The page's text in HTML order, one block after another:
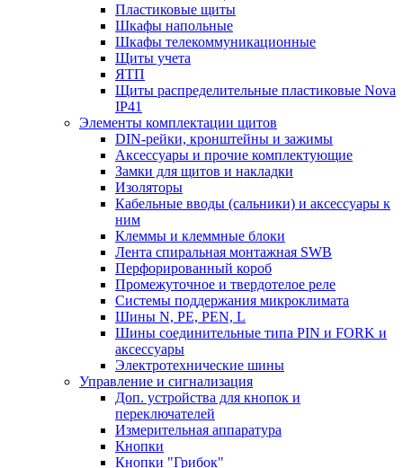
Пластиковые щиты
Шкафы напольные
Шкафы телекоммуникационные
Щиты учета
ЯТП
Щиты распределительные пластиковые Nova
IP41
Элементы комплектации щитов
DIN-рейки, кронштейны и зажимы
Аксессуары и прочие комплектующие
Замки для щитов и накладки
Изоляторы
Кабельные вводы (сальники) и аксессуары к
ним
Клеммы и клеммные блоки
Лента спиральная монтажная SWB
Перфорированный короб
Промежуточное и твердотелое реле
Системы поддержания микроклимата
Шины N, PE, PEN, L
Шины соединительные типа PIN и FORK и
аксессуары
Электротехнические шины
Управление и сигнализация
Доп. устройства для кнопок и
переключателей
Измерительная аппаратура
Кнопки
Кнопки "Грибок"